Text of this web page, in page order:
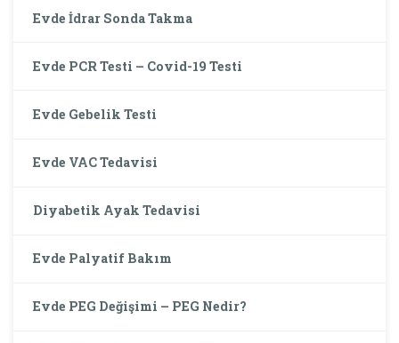
Evde İdrar Sonda Takma
Evde PCR Testi – Covid-19 Testi
Evde Gebelik Testi
Evde VAC Tedavisi
Diyabetik Ayak Tedavisi
Evde Palyatif Bakım
Evde PEG Değişimi – PEG Nedir?